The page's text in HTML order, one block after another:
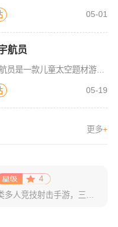
05-01
航员
奇妙星际宇航员是一款儿童太空题材游戏，太空是什么样子？宇航员在空间站如何生活？小朋友们一定很好奇，游戏中包含了很多关于宇宙的百科知识，配合小游戏的玩法，可以让宝宝们在一遍玩耍中学习关于神秘宇宙的知识，
05-19
更多+
4
战舰猎手是一款海战类多人竞技射击手游，三分钟一局的7v7快节奏对战，能让玩家感受到爽快的战斗体验。并且游戏拥有独创的水兵系统，玩家可以培养自己的舰员学习水兵技能，关键时刻这是可以改变战局的力量。除了7